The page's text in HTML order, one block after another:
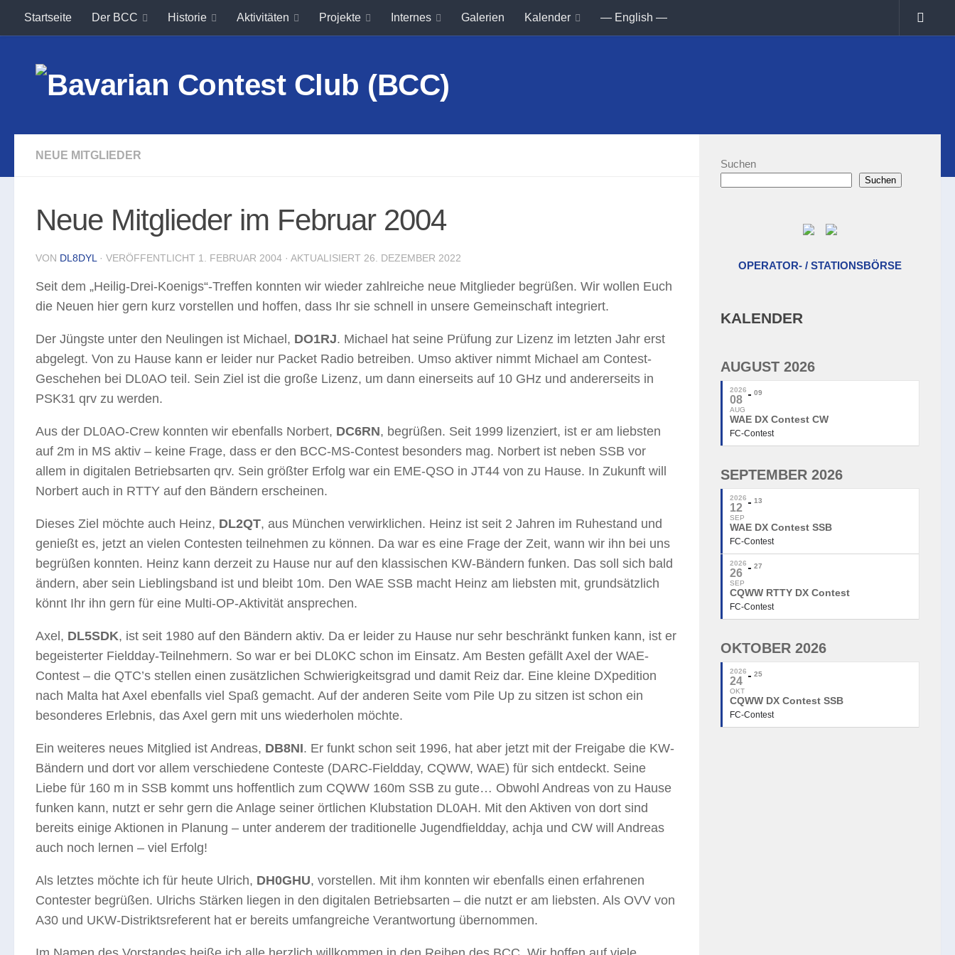
Unter dem Inhalt
Startseite Der BCC Historie Aktivitäten Projekte Internes Galerien Kalender — English —
NEUE MITGLIEDER
Neue Mitglieder im Februar 2004
VON DL8DYL · VERÖFFENTLICHT 1. FEBRUAR 2004 · AKTUALISIERT 26. DEZEMBER 2022
Seit dem „Heilig-Drei-Koenigs“-Treffen konnten wir wieder zahlreiche neue Mitglieder begrüßen. Wir wollen Euch
die Neuen hier gern kurz vorstellen und hoffen, dass Ihr sie schnell in unsere Gemeinschaft integriert.
Der Jüngste unter den Neulingen ist Michael, DO1RJ. Michael hat seine Prüfung zur Lizenz im letzten Jahr erst
abgelegt. Von zu Hause kann er leider nur Packet Radio betreiben. Umso aktiver nimmt Michael am Contest-
Geschehen bei DL0AO teil. Sein Ziel ist die große Lizenz, um dann einerseits auf 10 GHz und andererseits in
PSK31 qrv zu werden.
Aus der DL0AO-Crew konnten wir ebenfalls Norbert, DC6RN, begrüßen. Seit 1999 lizenziert, ist er am liebsten
auf 2m in MS aktiv – keine Frage, dass er den BCC-MS-Contest besonders mag. Norbert ist neben SSB vor
allem in digitalen Betriebsarten qrv. Sein größter Erfolg war ein EME-QSO in JT44 von zu Hause. In Zukunft will
Norbert auch in RTTY auf den Bändern erscheinen.
Dieses Ziel möchte auch Heinz, DL2QT, aus München verwirklichen. Heinz ist seit 2 Jahren im Ruhestand und
genießt es, jetzt an vielen Contesten teilnehmen zu können. Da war es eine Frage der Zeit, wann wir ihn bei uns
begrüßen konnten. Heinz kann derzeit zu Hause nur auf den klassischen KW-Bändern funken. Das soll sich bald
ändern, aber sein Lieblingsband ist und bleibt 10m. Den WAE SSB macht Heinz am liebsten mit, grundsätzlich
könnt Ihr ihn gern für eine Multi-OP-Aktivität ansprechen.
Axel, DL5SDK, ist seit 1980 auf den Bändern aktiv. Da er leider zu Hause nur sehr beschränkt funken kann, ist er
begeisterter Fieldday-Teilnehmern. So war er bei DL0KC schon im Einsatz. Am Besten gefällt Axel der WAE-
Contest – die QTC’s stellen einen zusätzlichen Schwierigkeitsgrad und damit Reiz dar. Eine kleine DXpedition
nach Malta hat Axel ebenfalls viel Spaß gemacht. Auf der anderen Seite vom Pile Up zu sitzen ist schon ein
besonderes Erlebnis, das Axel gern mit uns wiederholen möchte.
Ein weiteres neues Mitglied ist Andreas, DB8NI. Er funkt schon seit 1996, hat aber jetzt mit der Freigabe die KW-
Bändern und dort vor allem verschiedene Conteste (DARC-Fieldday, CQWW, WAE) für sich entdeckt. Seine
Liebe für 160 m in SSB kommt uns hoffentlich zum CQWW 160m SSB zu gute… Obwohl Andreas von zu Hause
funken kann, nutzt er sehr gern die Anlage seiner örtlichen Klubstation DL0AH. Mit den Aktiven von dort sind
bereits einige Aktionen in Planung – unter anderem der traditionelle Jugendfieldday, achja und CW will Andreas
auch noch lernen – viel Erfolg!
Als letztes möchte ich für heute Ulrich, DH0GHU, vorstellen. Mit ihm konnten wir ebenfalls einen erfahrenen
Contester begrüßen. Ulrichs Stärken liegen in den digitalen Betriebsarten – die nutzt er am liebsten. Als OVV von
A30 und UKW-Distriktsreferent hat er bereits umfangreiche Verantwortung übernommen.
Suchen
Suchen
OPERATOR- / STATIONSBÖRSE
KALENDER
AUGUST 2026
2026
08
AUG
09
WAE DX Contest CW
FC-Contest
SEPTEMBER 2026
2026
12
SEP
13
WAE DX Contest SSB
FC-Contest
2026
26
SEP
27
CQWW RTTY DX Contest
FC-Contest
OKTOBER 2026
2026
24
OKT
25
CQWW DX Contest SSB
FC-Contest